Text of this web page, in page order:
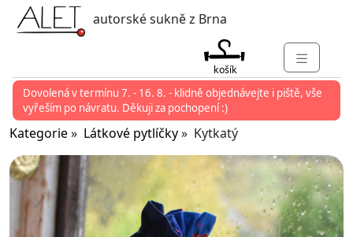
autorské sukně z Brna
košík
KATEGORIE
MARKETY
KONTAKT
O ALET
PŘIHLÁSIT
Dovolená v termínu 7. - 16. 8. - klidně objednávejte i piště, vše
vyřeším po návratu. Děkuji za pochopení :)
Kategorie» Látkové pytlíčky» Kytkatý